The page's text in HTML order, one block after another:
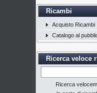
Ricambi
Acquisto Ricambi
Catalogo al
Ricerca veloce
Ricerca